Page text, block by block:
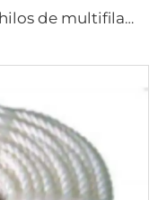
Cuerda de amarre de 8 hilos de multifilamento PP